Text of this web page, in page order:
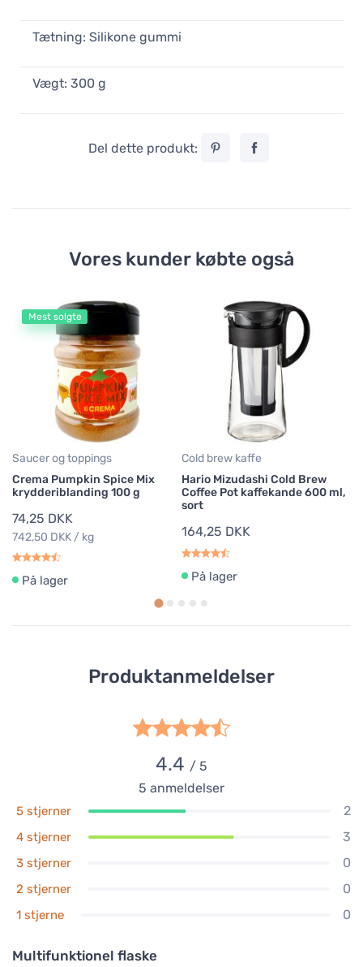
Tætning: Silikone gummi
Vægt: 300 g
Del dette produkt:
Vores kunder købte også
Mest solgte
Saucer og toppings
Crema Pumpkin Spice Mix
krydderiblanding 100 g
74,25 DKK
742,50 DKK / kg
På lager
Cold brew kaffe
Hario Mizudashi Cold Brew
Coffee Pot kaffekande 600 ml,
sort
164,25 DKK
På lager
Produktanmeldelser
4.4 / 5
5 anmeldelser
5 stjerner 2
4 stjerner 3
3 stjerner 0
2 stjerner 0
1 stjerne 0
Multifunktionel flaske